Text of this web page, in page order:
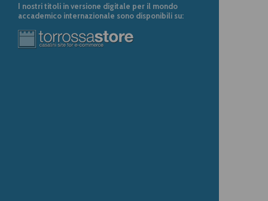
I nostri titoli in versione digitale per il mondo
accademico internazionale sono disponibili su: